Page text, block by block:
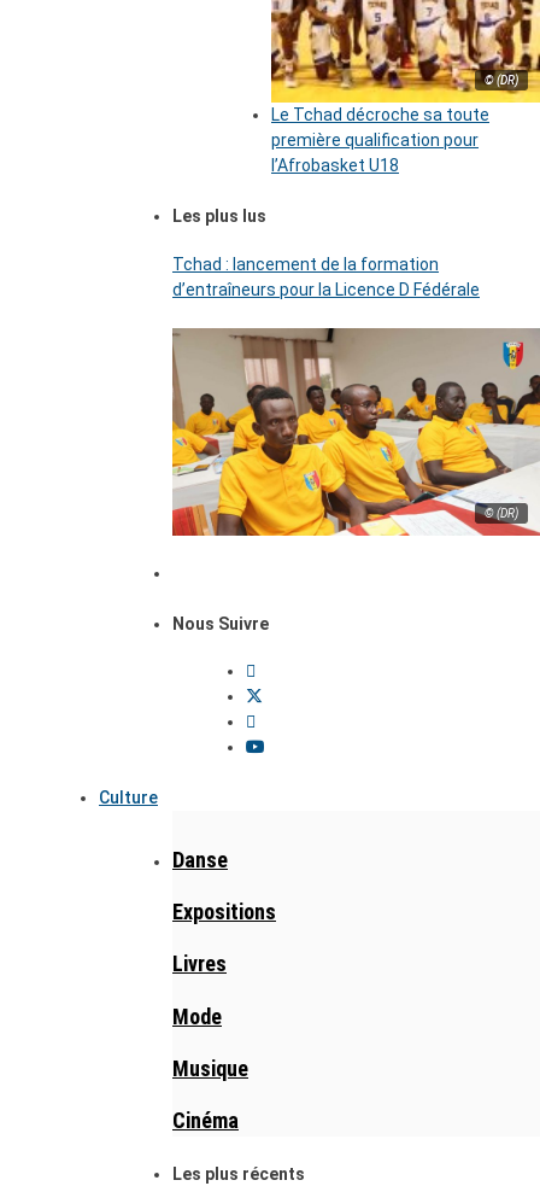
© (DR)
Le Tchad décroche sa toute
première qualification pour
l’Afrobasket U18
Les plus lus
Tchad : lancement de la formation
d’entraîneurs pour la Licence D Fédérale
© (DR)
Nous Suivre
Culture
Danse
Expositions
Livres
Mode
Musique
Cinéma
Les plus récents